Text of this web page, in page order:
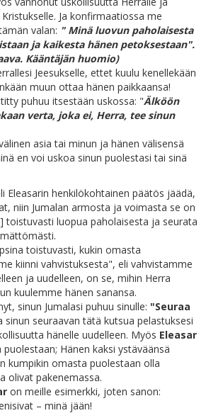
Ja konfirmaatiossa me
valan: " Minä luovun paholaisesta
ja kaikesta hänen petoksestaan".
Kääntäjän huomio)
Jeesukselle, ettet kuulu kenellekään
muun ottaa hänen paikkaansa!
puhuu itsestään uskossa: "Älköön
verta, joka ei, Herra, tee sinun
asia tai minun ja hänen välisensä
en voi uskoa sinun puolestasi tai sinä
Eleasarin henkilökohtainen päätös jäädä,
niin Jumalan armosta ja voimasta se on
toistuvasti luopua paholaisesta ja seurata
toistuvasti, kukin omasta
kiinni vahvistuksesta", eli vahvistamme
ja uudelleen, on se, mihin Herra
kuulemme hänen sanansa.
sinun Jumalasi puhuu sinulle: "Seuraa
sinun seuraavan tätä kutsua pelastuksesi
hänelle uudelleen. Myös Eleasar
Hänen kaksi ystäväänsä
kumpikin omasta puolestaan olla
olivat pakenemassa.
on meille esimerkki, joten sanon:
– minä jään!